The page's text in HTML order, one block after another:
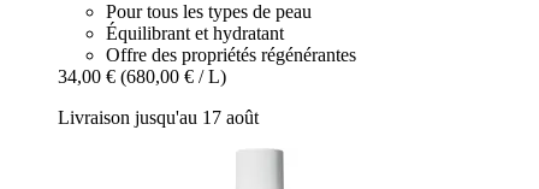
Pour tous les types de peau
Équilibrant et hydratant
Offre des propriétés régénérantes
34,00 € (680,00 € / L)
Livraison jusqu'au 17 août